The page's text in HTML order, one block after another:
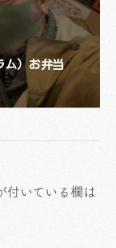
ム）お弁当
付いている欄は